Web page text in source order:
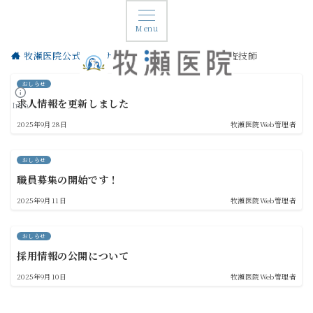
Menu
Info
牧瀬医院公式webサイト 最新情報 臨床検査技師
おしらせ
求人情報を更新しました
2025年9月28日 牧瀬医院Web管理者
おしらせ
職員募集の開始です！
2025年9月11日 牧瀬医院Web管理者
おしらせ
採用情報の公開について
2025年9月10日 牧瀬医院Web管理者